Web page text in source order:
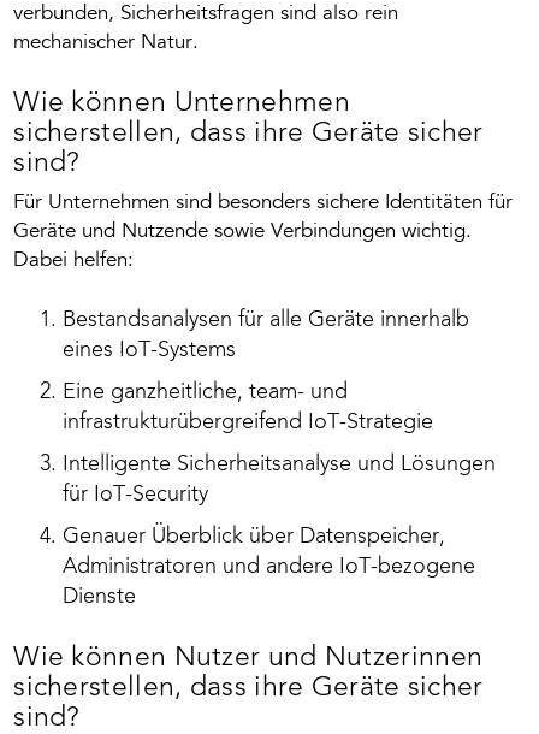
verbunden, Sicherheitsfragen sind also rein
mechanischer Natur.
Wie können Unternehmen
sicherstellen, dass ihre Geräte sicher
sind?
Für Unternehmen sind besonders sichere Identitäten für
Geräte und Nutzende sowie Verbindungen wichtig.
Dabei helfen:
Bestandsanalysen für alle Geräte innerhalb
eines IoT-Systems
Eine ganzheitliche, team- und
infrastrukturübergreifend IoT-Strategie
Intelligente Sicherheitsanalyse und Lösungen
für IoT-Security
Genauer Überblick über Datenspeicher,
Administratoren und andere IoT-bezogene
Dienste
Wie können Nutzer und Nutzerinnen
sicherstellen, dass ihre Geräte sicher
sind?